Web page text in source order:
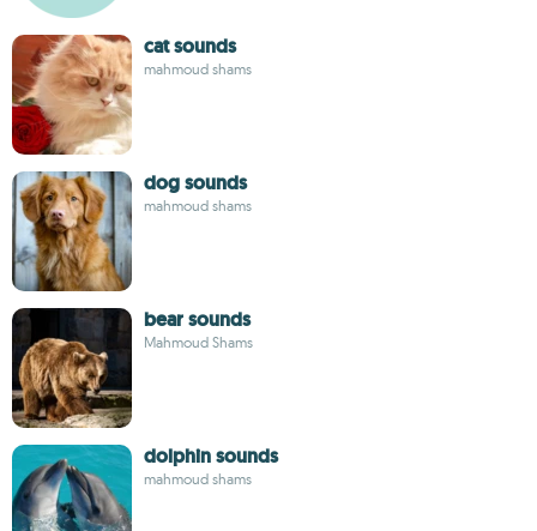
cat sounds
mahmoud shams
dog sounds
mahmoud shams
bear sounds
Mahmoud Shams
dolphin sounds
mahmoud shams